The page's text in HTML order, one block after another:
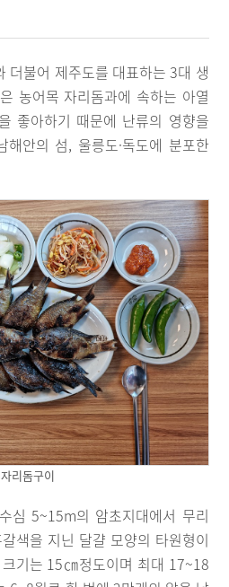
더불어 제주도를 대표하는 3대 생
농어목 자리돔과에 속하는 아열
좋아하기 때문에 난류의 영향을
안의 섬, 울릉도·독도에 분포한
자리돔구이
심 5~15m의 암초지대에서 무리
색을 지닌 달걀 모양의 타원형이
기는 15㎝정도이며 최대 17~18